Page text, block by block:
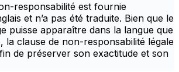
responsabilité est fournie
et n’a pas été traduite. Bien que le
puisse apparaître dans la langue que
la clause de non-responsabilité légale
de préserver son exactitude et son